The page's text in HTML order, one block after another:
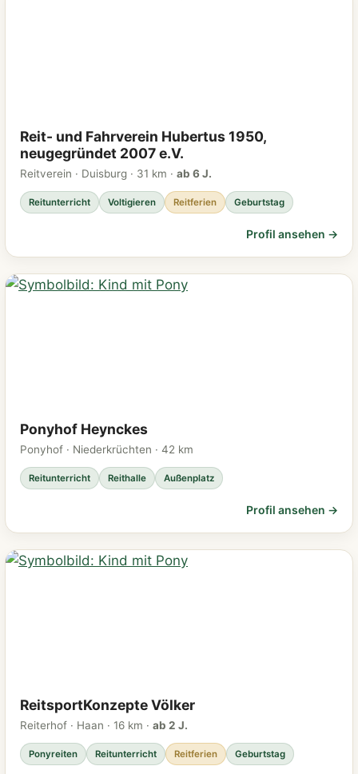
Reit- und Fahrverein Hubertus 1950,
neugegründet 2007 e.V.
Reitverein · Duisburg · 31 km · ab 6 J.
Reitunterricht Voltigieren Reitferien Geburtstag
Profil ansehen →
Ponyhof Heynckes
Ponyhof · Niederkrüchten · 42 km
Reitunterricht Reithalle Außenplatz
Profil ansehen →
ReitsportKonzepte Völker
Reiterhof · Haan · 16 km · ab 2 J.
Ponyreiten Reitunterricht Reitferien Geburtstag